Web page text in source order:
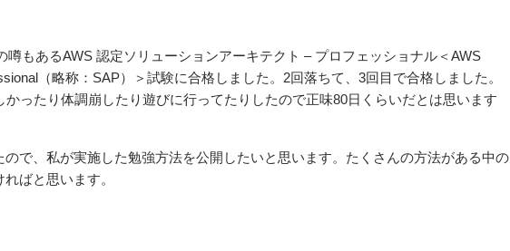
噂もあるAWS 認定ソリューションアーキテクト – プロフェッショナル＜AWS
（略称：SAP）＞試験に合格しました。2回落ちて、3回目で合格しました。
ったり体調崩したり遊びに行ってたりしたので正味80日くらいだとは思います
で、私が実施した勉強方法を公開したいと思います。たくさんの方法がある中の
ばと思います。